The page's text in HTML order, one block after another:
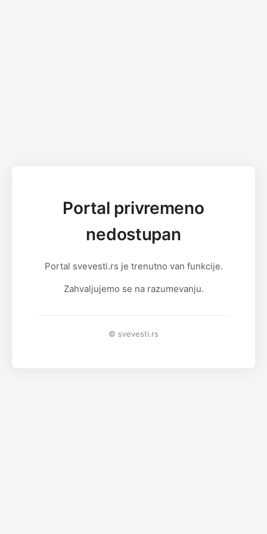
Portal privremeno
nedostupan
Portal svevesti.rs je trenutno van funkcije.
Zahvaljujemo se na razumevanju.
© svevesti.rs